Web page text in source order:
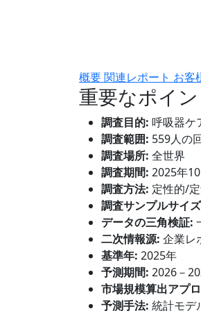
概要関連レポート お客
重要なポイン
調査目的: 呼吸器ケ
調査範囲: 559人の
調査場所: 全世界
調査期間: 2025年
調査方法: 定性的/
調査サンプルサイ
データの三角検証:
二次情報源: 企業レ
基準年: 2025年
予測期間: 2026－
市場規模算出アプ
予測手法: 統計モデ